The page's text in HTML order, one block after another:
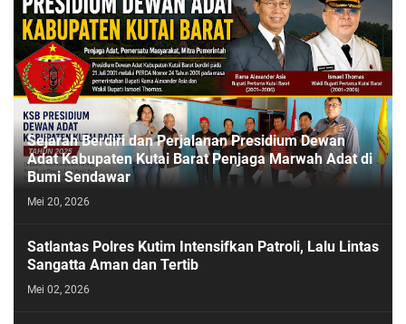
Sejarah Berdiri dan Perjalanan Presidium Dewan
Adat Kabupaten Kutai Barat Penjaga Marwah Adat di
Bumi Sendawar
Mei 20, 2026
Satlantas Polres Kutim Intensifkan Patroli, Lalu Lintas
Sangatta Aman dan Tertib
Mei 02, 2026